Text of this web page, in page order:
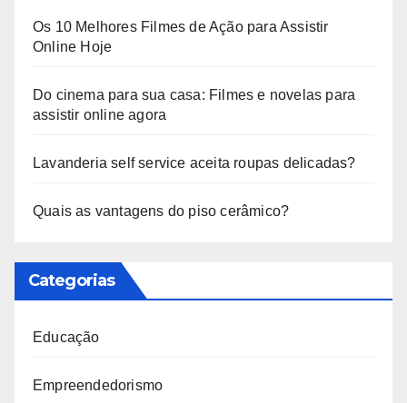
Os 10 Melhores Filmes de Ação para Assistir
Online Hoje
Do cinema para sua casa: Filmes e novelas para
assistir online agora
Lavanderia self service aceita roupas delicadas?
Quais as vantagens do piso cerâmico?
Categorias
Educação
Empreendedorismo